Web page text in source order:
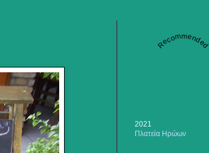
Recommended
2021
Πλατεία Ηρώων